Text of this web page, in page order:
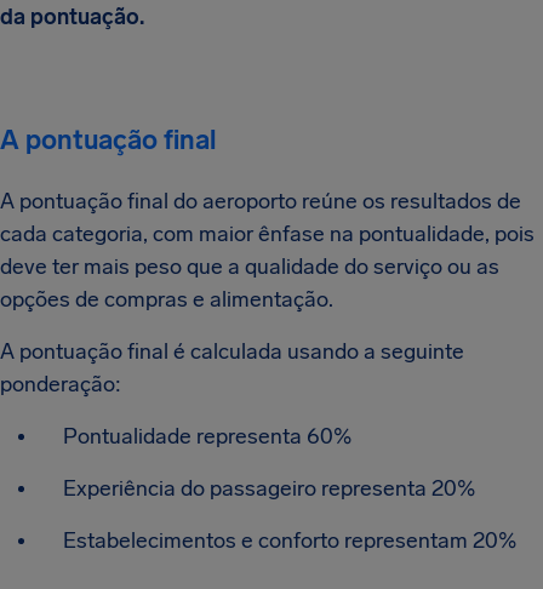
da pontuação.
A pontuação final
A pontuação final do aeroporto reúne os resultados de
cada categoria, com maior ênfase na pontualidade, pois
deve ter mais peso que a qualidade do serviço ou as
opções de compras e alimentação.
A pontuação final é calculada usando a seguinte
ponderação:
Pontualidade representa 60%
Experiência do passageiro representa 20%
Estabelecimentos e conforto representam 20%